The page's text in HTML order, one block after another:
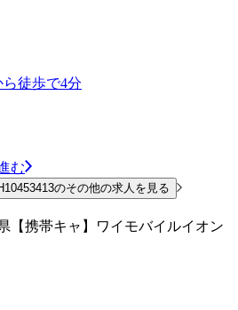
徒歩で4分
む
のその他の求人を見る
【携帯キャ】ワイモバイルイオン